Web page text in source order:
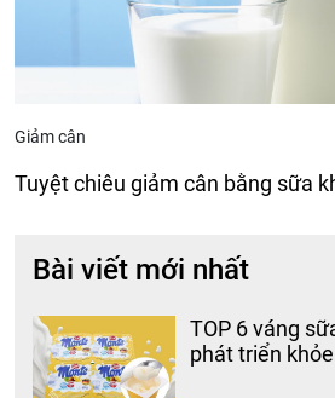
Giảm cân
Tuyệt chiêu giảm cân bằng sữa
Bài viết mới nhất
TOP 6 váng
phát triển